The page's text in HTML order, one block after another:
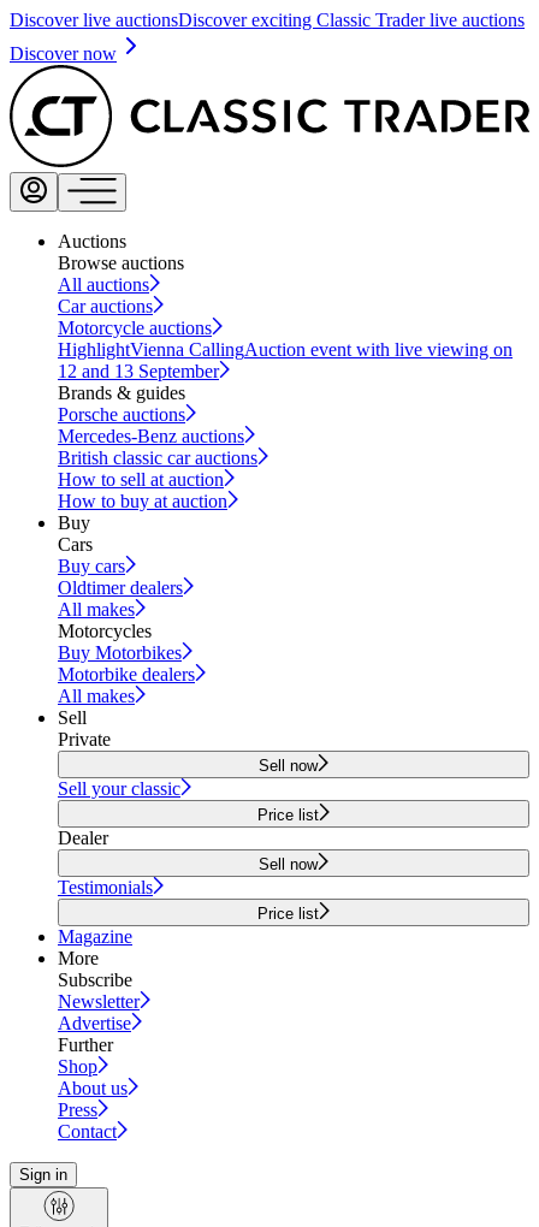
Discover live auctionsDiscover exciting Classic Trader live auctions
Discover now
Auctions
Browse auctions
All auctions
Car auctions
Motorcycle auctions
HighlightVienna CallingAuction event with live viewing on
12 and 13 September
Brands & guides
Porsche auctions
Mercedes-Benz auctions
British classic car auctions
How to sell at auction
How to buy at auction
Buy
Cars
Buy cars
Oldtimer dealers
All makes
Motorcycles
Buy Motorbikes
Motorbike dealers
All makes
Sell
Private
Sell now
Sell your classic
Price list
Dealer
Sell now
Testimonials
Price list
Magazine
More
Subscribe
Newsletter
Advertise
Further
Shop
About us
Press
Contact
Sign in